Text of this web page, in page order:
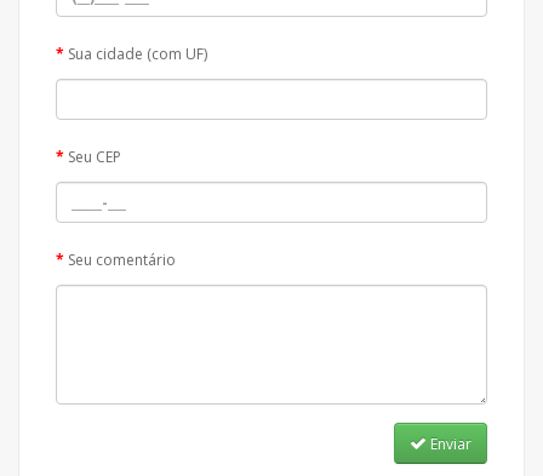
Sua cidade (com UF)
Seu CEP
Seu comentário
Enviar